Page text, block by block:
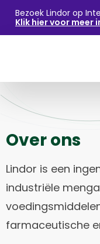
Bezoek Lindor op
Klik hier voor meer
Over ons
Lindor is een
industriële
farmaceutische